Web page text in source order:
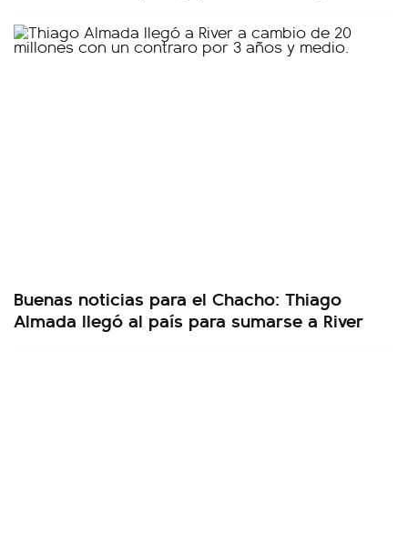
Buenas noticias para el Chacho: Thiago
Almada llegó al país para sumarse a River